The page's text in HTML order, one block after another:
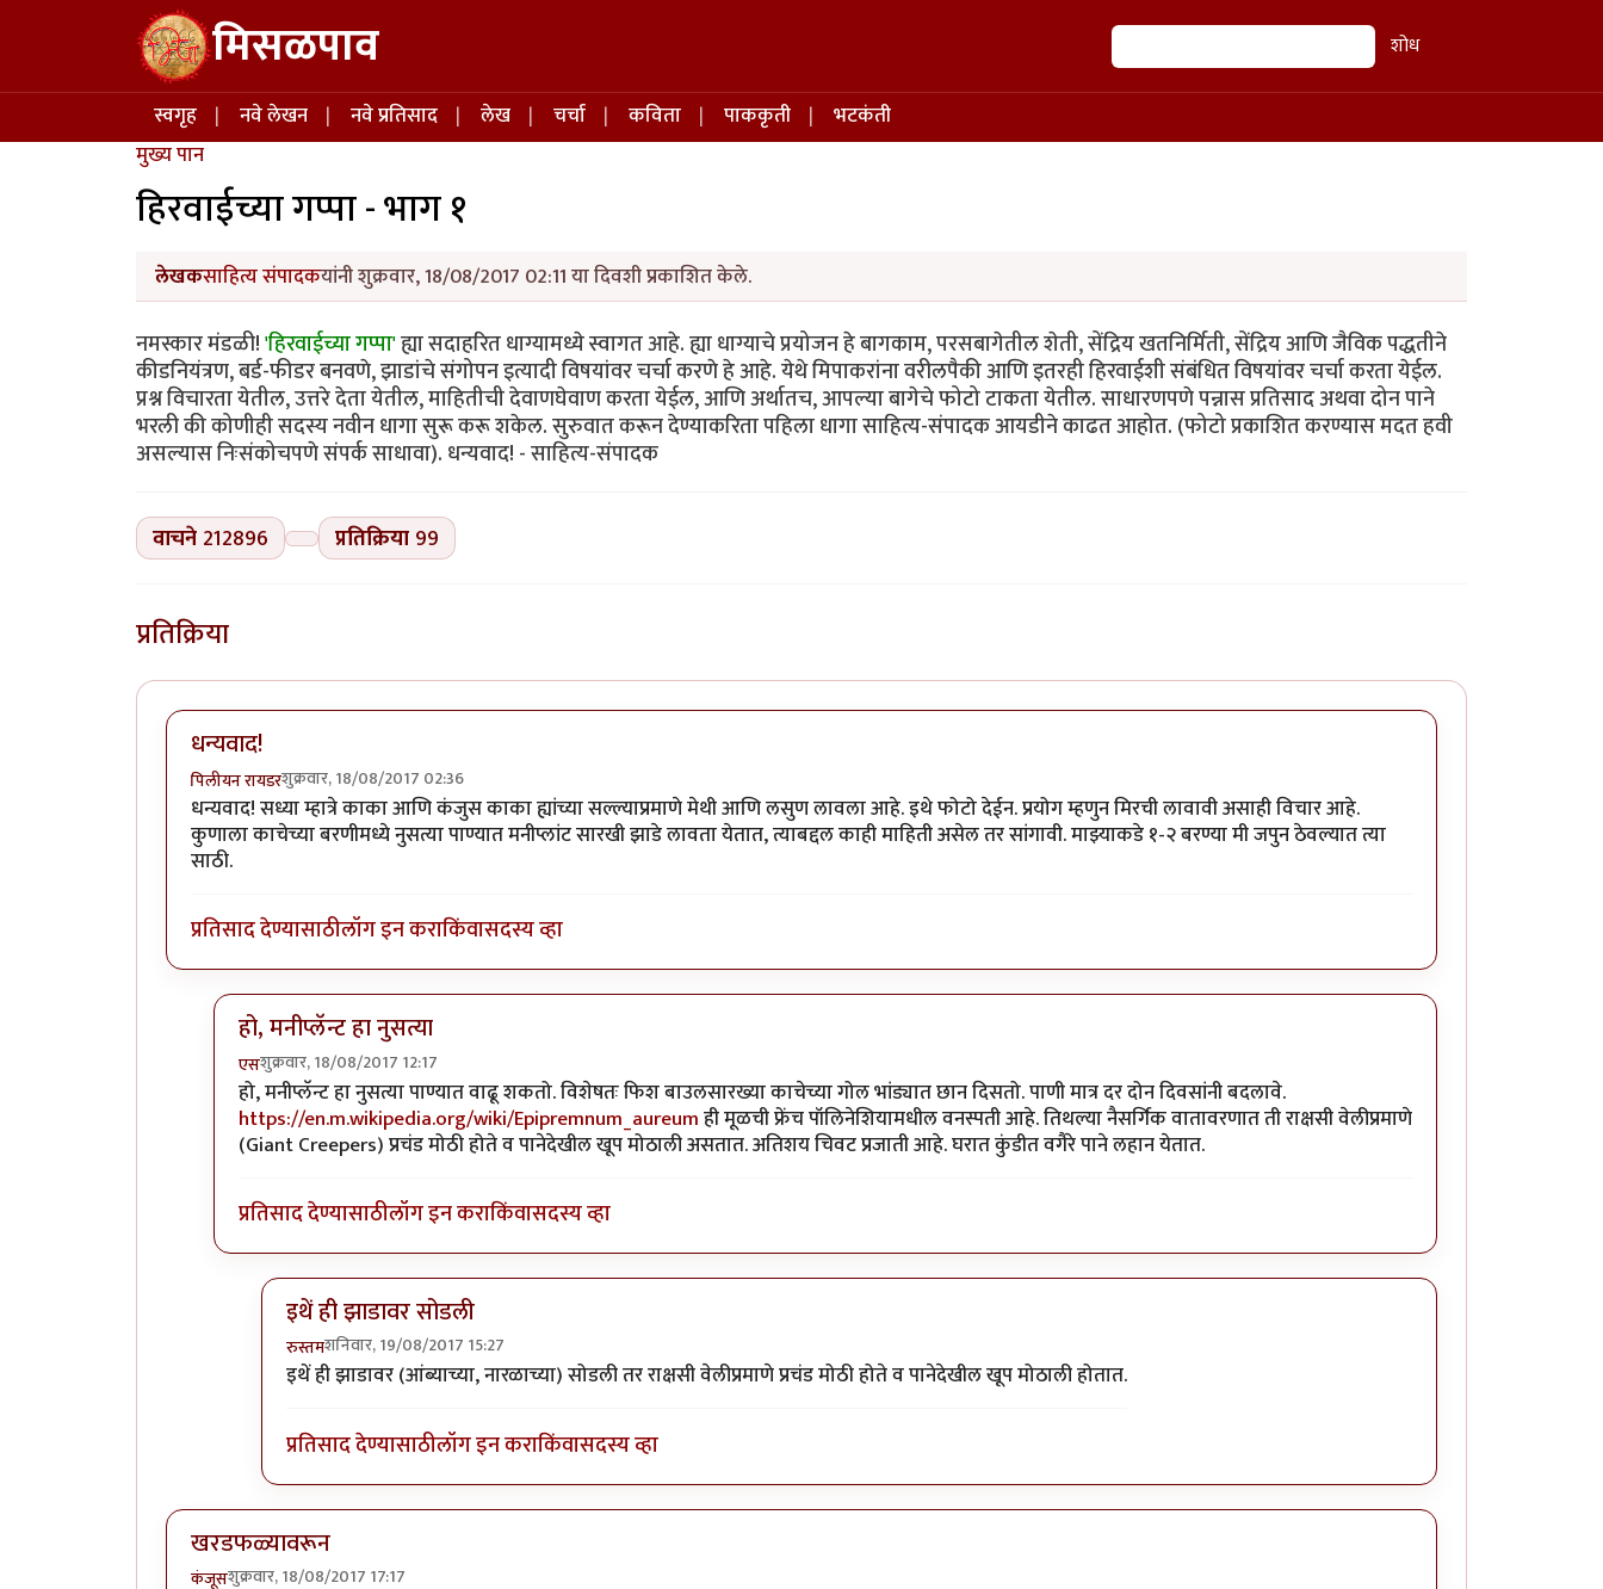
Skip to main content मिसळपाव शोध शोध
Main navigation
स्वगृह नवे लेखन नवे प्रतिसाद लेख चर्चा कविता पाककृती
भटकंती
मुख्य पान
हिरवाईच्या गप्पा - भाग १
लेखकसाहित्य संपादकयांनी शुक्रवार, 18/08/2017 02:11 या दिवशी प्रकाशित केले.
नमस्कार मंडळी!'हिरवाईच्या गप्पा'ह्या सदाहरित धाग्यामध्ये स्वागत आहे. ह्या धाग्याचे प्रयोजन हे बागकाम, परसबागेतील शेती, सेंद्रिय खतनिर्मिती, सेंद्रिय आणि जैविक पद्धतीने
कीडनियंत्रण, बर्ड-फीडर बनवणे, झाडांचे संगोपन इत्यादी विषयांवर चर्चा करणे हे आहे. येथे मिपाकरांना वरीलपैकी आणि इतरही हिरवाईशी संबंधित विषयांवर चर्चा करता येईल.
प्रश्न विचारता येतील, उत्तरे देता येतील, माहितीची देवाणघेवाण करता येईल, आणि अर्थातच, आपल्या बागेचे फोटो टाकता येतील. साधारणपणे पन्नास प्रतिसाद अथवा दोन पाने
भरली की कोणीही सदस्य नवीन धागा सुरू करू शकेल. सुरुवात करून देण्याकरिता पहिला धागा साहित्य-संपादक आयडीने काढत आहोत. (फोटो प्रकाशित करण्यास मदत हवी
असल्यास निःसंकोचपणे संपर्क साधावा). धन्यवाद! - साहित्य-संपादक
वाचने 212896 प्रतिक्रिया 99
प्रतिक्रिया
धन्यवाद!
पिलीयन रायडरशुक्रवार, 18/08/2017 02:36
धन्यवाद! सध्या म्हात्रे काका आणि कंजुस काका ह्यांच्या सल्ल्याप्रमाणे मेथी आणि लसुण लावला आहे. इथे फोटो देईन. प्रयोग म्हणुन मिरची लावावी असाही विचार आहे.
कुणाला काचेच्या बरणीमध्ये नुसत्या पाण्यात मनीप्लांट सारखी झाडे लावता येतात, त्याबद्दल काही माहिती असेल तर सांगावी. माझ्याकडे १-२ बरण्या मी जपुन ठेवल्यात त्या
साठी.
प्रतिसाद देण्यासाठीलॉग इन कराकिंवासदस्य व्हा
हो, मनीप्लॅन्ट हा नुसत्या
एसशुक्रवार, 18/08/2017 12:17
In reply toधन्यवाद!byपिलीयन रायडर
हो, मनीप्लॅन्ट हा नुसत्या पाण्यात वाढू शकतो. विशेषतः फिश बाउलसारख्या काचेच्या गोल भांड्यात छान दिसतो. पाणी मात्र दर दोन दिवसांनी बदलावे.
https://en.m.wikipedia.org/wiki/Epipremnum_aureumही मूळची फ्रेंच पॉलिनेशियामधील वनस्पती आहे. तिथल्या नैसर्गिक वातावरणात ती राक्षसी वेलीप्रमाणे
(Giant Creepers) प्रचंड मोठी होते व पानेदेखील खूप मोठाली असतात. अतिशय चिवट प्रजाती आहे. घरात कुंडीत वगैरे पाने लहान येतात.
प्रतिसाद देण्यासाठीलॉग इन कराकिंवासदस्य व्हा
इथें ही झाडावर सोडली
रुस्तमशनिवार, 19/08/2017 15:27
In reply toहो, मनीप्लॅन्ट हा नुसत्याbyएस
इथें ही झाडावर (आंब्याच्या, नारळाच्या) सोडली तर राक्षसी वेलीप्रमाणे प्रचंड मोठी होते व पानेदेखील खूप मोठाली होतात.
प्रतिसाद देण्यासाठीलॉग इन कराकिंवासदस्य व्हा
खरडफळ्यावरून
कंजूसशुक्रवार, 18/08/2017 17:17